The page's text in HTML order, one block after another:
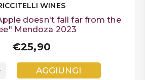
WINES
doesn't fall far from the
Mendoza 2023
€25,90
AGGIUNGI